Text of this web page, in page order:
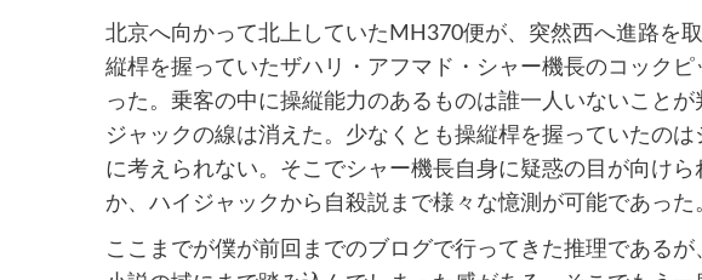
北京へ向かって北上していたMH370便が、突然西へ進路を
縦桿を握っていたザハリ・アフマド・シャー機長のコック
った。乗客の中に操縦能力のあるものは誰一人いないこと
ジャックの線は消えた。少なくとも操縦桿を握っていたの
に考えられない。そこでシャー機長自身に疑惑の目が向け
か、ハイジャックから自殺説まで様々な憶測が可能であった
ここまでが僕が前回までのブログで行ってきた推理である